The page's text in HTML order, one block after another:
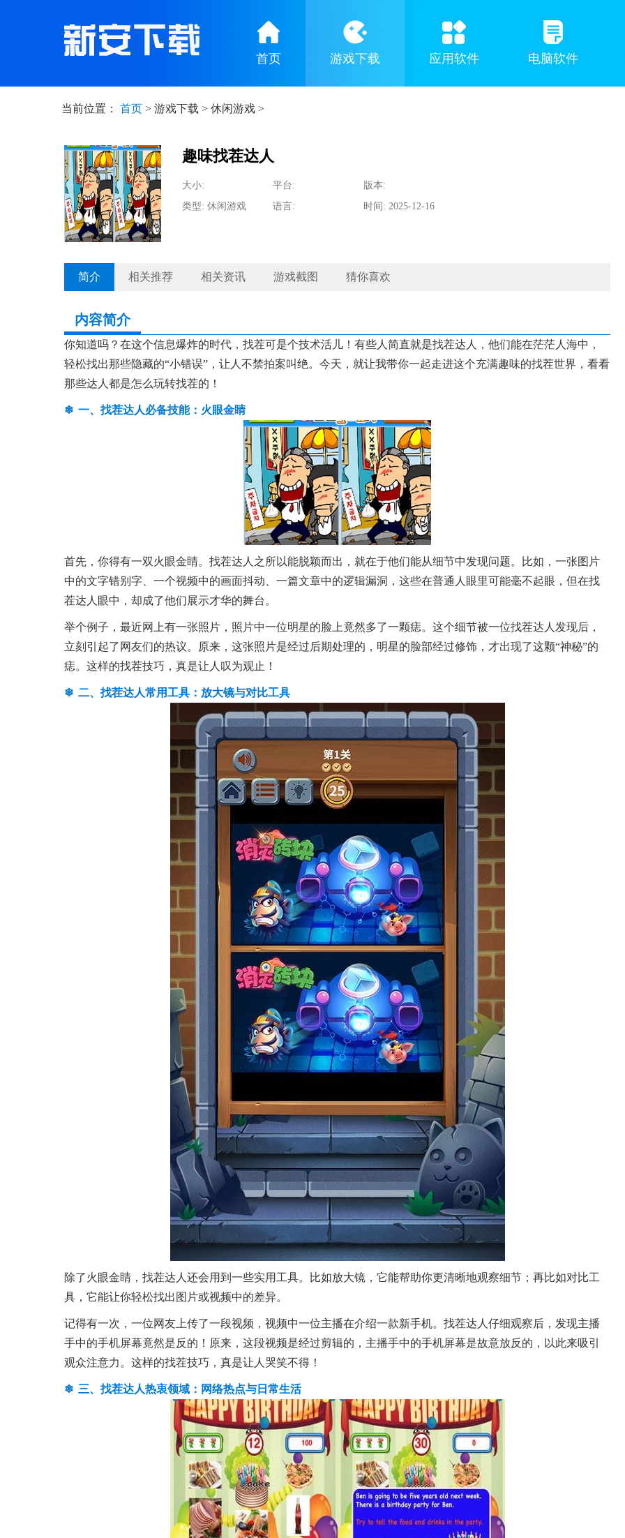
首页 游戏下载 应用软件 电脑软件
当前位置： 首页 > 游戏下载 > 休闲游戏 >
趣味找茬达人
大小: 平台:
版本:
类型: 休闲游戏
语言:
时间: 2025-12-16
简介 相关推荐 相关资讯 游戏截图 猜你喜欢
内容简介
你知道吗？在这个信息爆炸的时代，找茬可是个技术活儿！有些人简直就是找茬达人，他们能在茫茫人海中，
轻松找出那些隐藏的“小错误”，让人不禁拍案叫绝。今天，就让我带你一起走进这个充满趣味的找茬世界，看看
那些达人都是怎么玩转找茬的！
一、找茬达人必备技能：火眼金睛
首先，你得有一双火眼金睛。找茬达人之所以能脱颖而出，就在于他们能从细节中发现问题。比如，一张图片
中的文字错别字、一个视频中的画面抖动、一篇文章中的逻辑漏洞，这些在普通人眼里可能毫不起眼，但在找
茬达人眼中，却成了他们展示才华的舞台。
举个例子，最近网上有一张照片，照片中一位明星的脸上竟然多了一颗痣。这个细节被一位找茬达人发现后，
立刻引起了网友们的热议。原来，这张照片是经过后期处理的，明星的脸部经过修饰，才出现了这颗“神秘”的
痣。这样的找茬技巧，真是让人叹为观止！
二、找茬达人常用工具：放大镜与对比工具
除了火眼金睛，找茬达人还会用到一些实用工具。比如放大镜，它能帮助你更清晰地观察细节；再比如对比工
具，它能让你轻松找出图片或视频中的差异。
记得有一次，一位网友上传了一段视频，视频中一位主播在介绍一款新手机。找茬达人仔细观察后，发现主播
手中的手机屏幕竟然是反的！原来，这段视频是经过剪辑的，主播手中的手机屏幕是故意放反的，以此来吸引
观众注意力。这样的找茬技巧，真是让人哭笑不得！
三、找茬达人热衷领域：网络热点与日常生活